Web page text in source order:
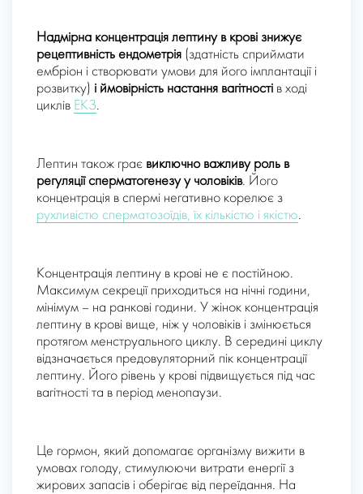
Надмірна концентрація лептину в крові знижує
рецептивність ендометрія (здатність сприймати
ембріон і створювати умови для його імплантації і
розвитку) і ймовірність настання вагітності в ході
циклів ЕКЗ.
Лептин також грає виключно важливу роль в
регуляції сперматогенезу у чоловіків. Його
концентрація в спермі негативно корелює з
рухливістю сперматозоїдів, їх кількістю і якістю.
Концентрація лептину в крові не є постійною.
Максимум секреції приходиться на нічні години,
мінімум – на ранкові години. У жінок концентрація
лептину в крові вище, ніж у чоловіків і змінюється
протягом менструального циклу. В середині циклу
відзначається предовуляторний пік концентрації
лептину. Його рівень у крові підвищується під час
вагітності та в період менопаузи.
Це гормон, який допомагає організму вижити в
умовах голоду, стимулюючи витрати енергії з
жирових запасів і оберігає від переїдання. На